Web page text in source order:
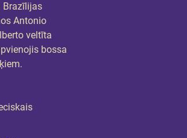
Brazīlijas
Antonio
veltīta
bossa